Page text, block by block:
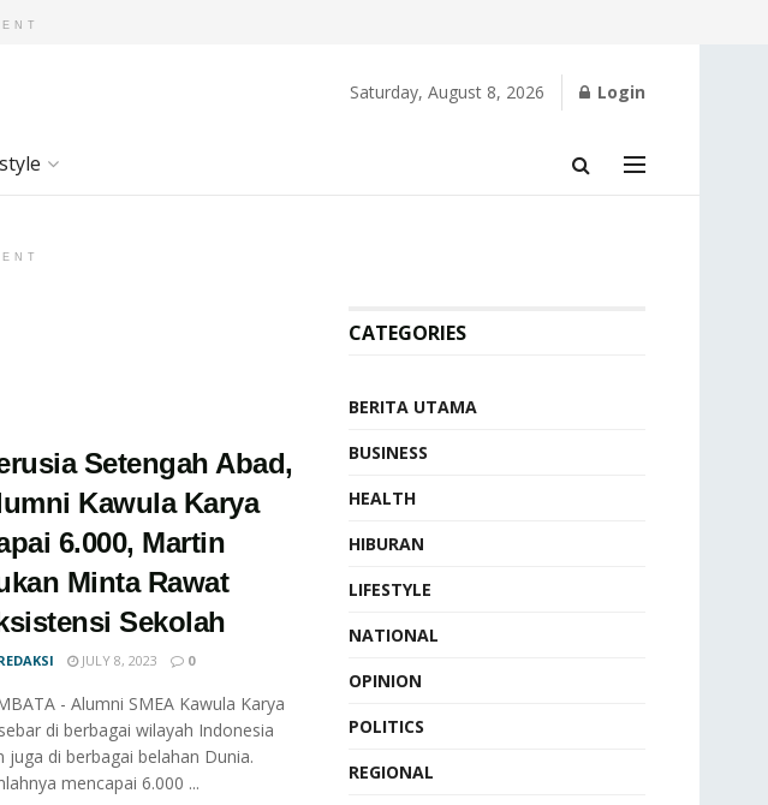
Saturday, August 8, 2026 Login
Setengah Abad,
Kawula Karya
6.000, Martin
Minta Rawat
Sekolah
JULY 8, 2023 0
- Alumni SMEA Kawula Karya
di berbagai wilayah Indonesia
juga di berbagai belahan Dunia.
mencapai 6.000 ...
CATEGORIES
BERITA UTAMA
BUSINESS
HEALTH
HIBURAN
LIFESTYLE
NATIONAL
OPINION
POLITICS
REGIONAL